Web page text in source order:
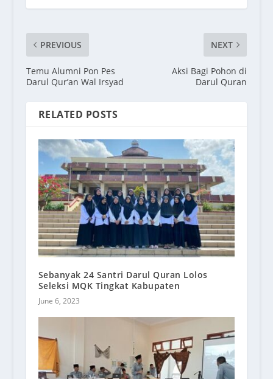
PREVIOUS
Temu Alumni Pon Pes
Darul Qur’an Wal Irsyad
NEXT
Aksi Bagi Pohon di
Darul Quran
RELATED POSTS
Sebanyak 24 Santri Darul Quran Lolos
Seleksi MQK Tingkat Kabupaten
June 6, 2023